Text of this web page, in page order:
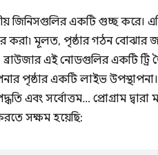
একটি গুচ্ছ করে।
মূলত, পৃষ্ঠার গঠন বোঝার
এই নোডগুলির একটি
পৃষ্ঠার একটি লাইভ
এবং সর্বোত্তম… প্রোগ্রাম
সক্ষম হয়েছি: